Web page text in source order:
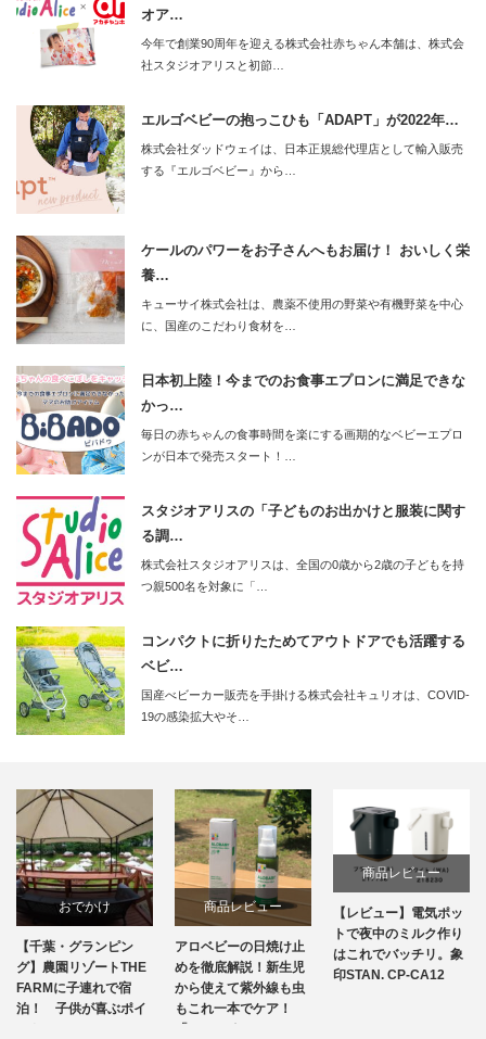
オア…
今年で創業90周年を迎える株式会社赤ちゃん本舗は、株式会
社スタジオアリスと初節…
エルゴベビーの抱っこひも「ADAPT」が2022年…
株式会社ダッドウェイは、日本正規総代理店として輸入販売
する『エルゴベビー』から…
ケールのパワーをお子さんへもお届け！ おいしく栄
養…
キューサイ株式会社は、農薬不使用の野菜や有機野菜を中心
に、国産のこだわり食材を…
日本初上陸！今までのお食事エプロンに満足できな
かっ…
毎日の赤ちゃんの食事時間を楽にする画期的なベビーエプロ
ンが日本で発売スタート！…
スタジオアリスの「子どものお出かけと服装に関す
る調…
株式会社スタジオアリスは、全国の0歳から2歳の子どもを持
つ親500名を対象に「…
コンパクトに折りたためてアウトドアでも活躍する
ベビ…
国産べビーカー販売を手掛ける株式会社キュリオは、COVID-
19の感染拡大やそ…
おでかけ
【千葉・グランピン
グ】農園リゾートTHE
FARMに子連れで宿
泊！ 子供が喜ぶポイ
商品レビュー
アロベビーの日焼け止
めを徹底解説！新生児
から使えて紫外線も虫
もこれ一本でケア！
商品レビュー
【レビュー】電気ポッ
トで夜中のミルク作り
はこれでバッチリ。象
印STAN. CP-CA12